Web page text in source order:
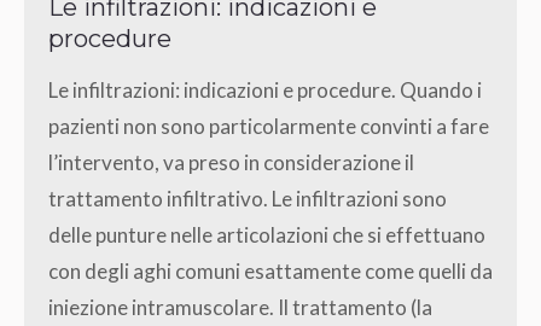
Le infiltrazioni: indicazioni e
procedure
Le infiltrazioni: indicazioni e procedure. Quando i
pazienti non sono particolarmente convinti a fare
l’intervento, va preso in considerazione il
trattamento infiltrativo. Le infiltrazioni sono
delle punture nelle articolazioni che si effettuano
con degli aghi comuni esattamente come quelli da
iniezione intramuscolare. Il trattamento (la